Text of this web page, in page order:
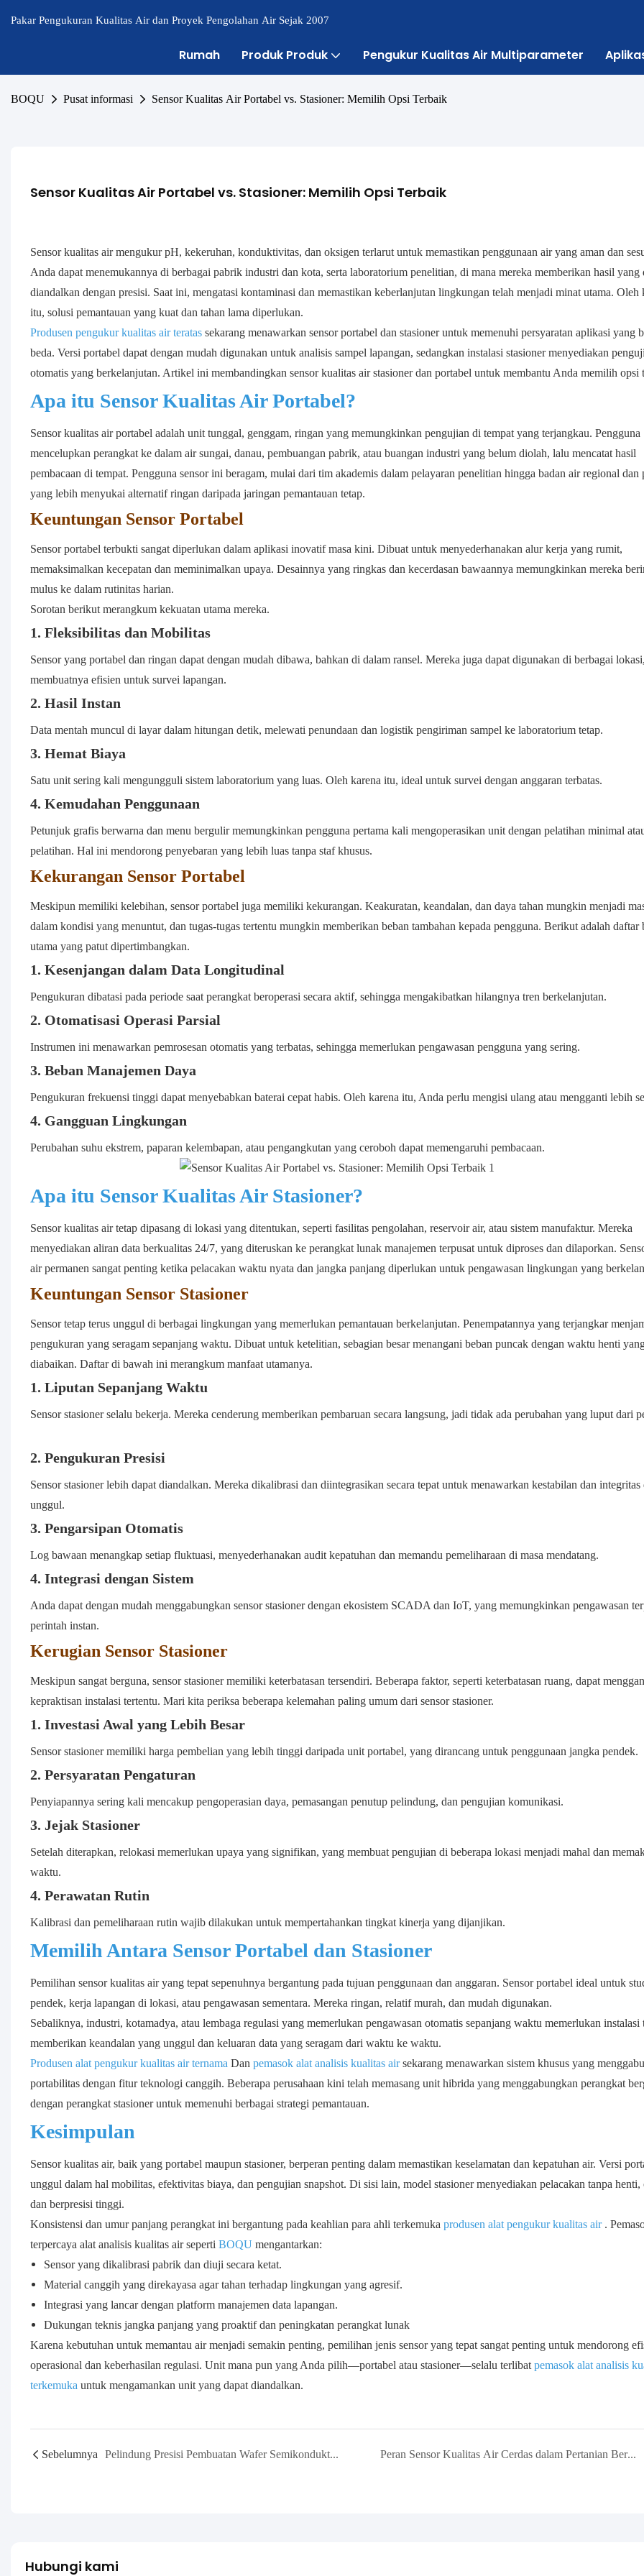
Pakar Pengukuran Kualitas Air dan Proyek Pengolahan Air Sejak 2007
Rumah Produk Produk Pengukur Kualitas Air Multiparameter
BOQU Pusat informasi Sensor Kualitas Air Portabel vs. Stasioner: Memilih Opsi Terbaik
Sensor Kualitas Air Portabel vs. Stasioner: Memilih Opsi Terbaik
Sensor kualitas air mengukur pH, kekeruhan, konduktivitas, dan oksigen terlarut untuk memastikan penggunaan air yang aman dan
Anda dapat menemukannya di berbagai pabrik industri dan kota, serta laboratorium penelitian, di mana mereka memberikan hasil yang
diandalkan dengan presisi. Saat ini, mengatasi kontaminasi dan memastikan keberlanjutan lingkungan telah menjadi minat utama. Oleh
itu, solusi pemantauan yang kuat dan tahan lama diperlukan.
Produsen pengukur kualitas air teratas sekarang menawarkan sensor portabel dan stasioner untuk memenuhi persyaratan aplikasi yang
beda. Versi portabel dapat dengan mudah digunakan untuk analisis sampel lapangan, sedangkan instalasi stasioner menyediakan
otomatis yang berkelanjutan. Artikel ini membandingkan sensor kualitas air stasioner dan portabel untuk membantu Anda memilih opsi
Apa itu Sensor Kualitas Air Portabel?
Sensor kualitas air portabel adalah unit tunggal, genggam, ringan yang memungkinkan pengujian di tempat yang terjangkau. Pengguna
mencelupkan perangkat ke dalam air sungai, danau, pembuangan pabrik, atau buangan industri yang belum diolah, lalu mencatat hasil
pembacaan di tempat. Pengguna sensor ini beragam, mulai dari tim akademis dalam pelayaran penelitian hingga badan air regional dan
yang lebih menyukai alternatif ringan daripada jaringan pemantauan tetap.
Keuntungan Sensor Portabel
Sensor portabel terbukti sangat diperlukan dalam aplikasi inovatif masa kini. Dibuat untuk menyederhanakan alur kerja yang rumit,
memaksimalkan kecepatan dan meminimalkan upaya. Desainnya yang ringkas dan kecerdasan bawaannya memungkinkan mereka
mulus ke dalam rutinitas harian.
Sorotan berikut merangkum kekuatan utama mereka.
1. Fleksibilitas dan Mobilitas
Sensor yang portabel dan ringan dapat dengan mudah dibawa, bahkan di dalam ransel. Mereka juga dapat digunakan di berbagai lokasi,
membuatnya efisien untuk survei lapangan.
2. Hasil Instan
Data mentah muncul di layar dalam hitungan detik, melewati penundaan dan logistik pengiriman sampel ke laboratorium tetap.
3. Hemat Biaya
Satu unit sering kali mengungguli sistem laboratorium yang luas. Oleh karena itu, ideal untuk survei dengan anggaran terbatas.
4. Kemudahan Penggunaan
Petunjuk grafis berwarna dan menu bergulir memungkinkan pengguna pertama kali mengoperasikan unit dengan pelatihan minimal
pelatihan. Hal ini mendorong penyebaran yang lebih luas tanpa staf khusus.
Kekurangan Sensor Portabel
Meskipun memiliki kelebihan, sensor portabel juga memiliki kekurangan. Keakuratan, keandalan, dan daya tahan mungkin menjadi
dalam kondisi yang menuntut, dan tugas-tugas tertentu mungkin memberikan beban tambahan kepada pengguna. Berikut adalah daftar
utama yang patut dipertimbangkan.
1. Kesenjangan dalam Data Longitudinal
Pengukuran dibatasi pada periode saat perangkat beroperasi secara aktif, sehingga mengakibatkan hilangnya tren berkelanjutan.
2. Otomatisasi Operasi Parsial
Instrumen ini menawarkan pemrosesan otomatis yang terbatas, sehingga memerlukan pengawasan pengguna yang sering.
3. Beban Manajemen Daya
Pengukuran frekuensi tinggi dapat menyebabkan baterai cepat habis. Oleh karena itu, Anda perlu mengisi ulang atau mengganti lebih
4. Gangguan Lingkungan
Perubahan suhu ekstrem, paparan kelembapan, atau pengangkutan yang ceroboh dapat memengaruhi pembacaan.
Apa itu Sensor Kualitas Air Stasioner?
Sensor kualitas air tetap dipasang di lokasi yang ditentukan, seperti fasilitas pengolahan, reservoir air, atau sistem manufaktur. Mereka
menyediakan aliran data berkualitas 24/7, yang diteruskan ke perangkat lunak manajemen terpusat untuk diproses dan dilaporkan.
air permanen sangat penting ketika pelacakan waktu nyata dan jangka panjang diperlukan untuk pengawasan lingkungan yang
Keuntungan Sensor Stasioner
Sensor tetap terus unggul di berbagai lingkungan yang memerlukan pemantauan berkelanjutan. Penempatannya yang terjangkar
pengukuran yang seragam sepanjang waktu. Dibuat untuk ketelitian, sebagian besar menangani beban puncak dengan waktu henti
diabaikan. Daftar di bawah ini merangkum manfaat utamanya.
1. Liputan Sepanjang Waktu
Sensor stasioner selalu bekerja. Mereka cenderung memberikan pembaruan secara langsung, jadi tidak ada perubahan yang luput dari
2. Pengukuran Presisi
Sensor stasioner lebih dapat diandalkan. Mereka dikalibrasi dan diintegrasikan secara tepat untuk menawarkan kestabilan dan integritas
unggul.
3. Pengarsipan Otomatis
Log bawaan menangkap setiap fluktuasi, menyederhanakan audit kepatuhan dan memandu pemeliharaan di masa mendatang.
4. Integrasi dengan Sistem
Anda dapat dengan mudah menggabungkan sensor stasioner dengan ekosistem SCADA dan IoT, yang memungkinkan pengawasan
perintah instan.
Kerugian Sensor Stasioner
Meskipun sangat berguna, sensor stasioner memiliki keterbatasan tersendiri. Beberapa faktor, seperti keterbatasan ruang, dapat
kepraktisan instalasi tertentu. Mari kita periksa beberapa kelemahan paling umum dari sensor stasioner.
1. Investasi Awal yang Lebih Besar
Sensor stasioner memiliki harga pembelian yang lebih tinggi daripada unit portabel, yang dirancang untuk penggunaan jangka pendek.
2. Persyaratan Pengaturan
Penyiapannya sering kali mencakup pengoperasian daya, pemasangan penutup pelindung, dan pengujian komunikasi.
3​. Jejak Stasioner
Setelah diterapkan, relokasi memerlukan upaya yang signifikan, yang membuat pengujian di beberapa lokasi menjadi mahal dan
waktu.
4. Perawatan Rutin
Kalibrasi dan pemeliharaan rutin wajib dilakukan untuk mempertahankan tingkat kinerja yang dijanjikan.
Memilih Antara Sensor Portabel dan Stasioner
Pemilihan sensor kualitas air yang tepat sepenuhnya bergantung pada tujuan penggunaan dan anggaran. Sensor portabel ideal untuk
pendek, kerja lapangan di lokasi, atau pengawasan sementara. Mereka ringan, relatif murah, dan mudah digunakan.
Sebaliknya, industri, kotamadya, atau lembaga regulasi yang memerlukan pengawasan otomatis sepanjang waktu memerlukan instalasi
memberikan keandalan yang unggul dan keluaran data yang seragam dari waktu ke waktu.
Produsen alat pengukur kualitas air ternama Dan pemasok alat analisis kualitas airsekarang menawarkan sistem khusus yang
portabilitas dengan fitur teknologi canggih. Beberapa perusahaan kini telah memasang unit hibrida yang menggabungkan perangkat
dengan perangkat stasioner untuk memenuhi berbagai strategi pemantauan.
Kesimpulan
Sensor kualitas air, baik yang portabel maupun stasioner, berperan penting dalam memastikan keselamatan dan kepatuhan air. Versi
unggul dalam hal mobilitas, efektivitas biaya, dan pengujian snapshot. Di sisi lain, model stasioner menyediakan pelacakan tanpa henti,
dan berpresisi tinggi.
Konsistensi dan umur panjang perangkat ini bergantung pada keahlian para ahli terkemuka produsen alat pengukur kualitas air .
terpercaya alat analisis kualitas air seperti BOQU mengantarkan:
Sensor yang dikalibrasi pabrik dan diuji secara ketat.
Material canggih yang direkayasa agar tahan terhadap lingkungan yang agresif.
Integrasi yang lancar dengan platform manajemen data lapangan.
Dukungan teknis jangka panjang yang proaktif dan peningkatan perangkat lunak
Karena kebutuhan untuk memantau air menjadi semakin penting, pemilihan jenis sensor yang tepat sangat penting untuk mendorong
operasional dan keberhasilan regulasi. Unit mana pun yang Anda pilih—portabel atau stasioner—selalu terlibat pemasok alat analisis
terkemuka untuk mengamankan unit yang dapat diandalkan.
Sebelumnya Pelindung Presisi Pembuatan Wafer Semikonduktor: Kasus Aplikasi Pengukur Konsentrasi Asam-Basa Induktif SJG-2083CS dalam Deteksi Asam Fluorida Peran Sensor Kualitas Air Cerdas dalam Pertanian Berkelanjutan
Hubungi kami